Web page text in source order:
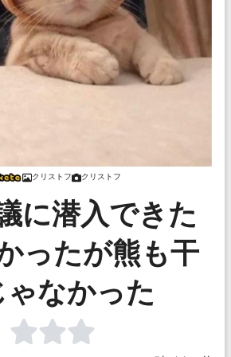
クリストフ クリストフ
に潜入できた
ったが熊も干
ゃなかった